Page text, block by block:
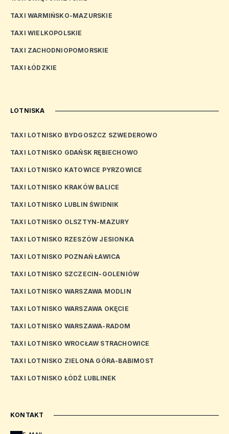
TAXI WARMIŃSKO-MAZURSKIE
TAXI WIELKOPOLSKIE
TAXI ZACHODNIOPOMORSKIE
TAXI ŁÓDZKIE
LOTNISKA
TAXI LOTNISKO BYDGOSZCZ SZWEDEROWO
TAXI LOTNISKO GDAŃSK RĘBIECHOWO
TAXI LOTNISKO KATOWICE PYRZOWICE
TAXI LOTNISKO KRAKÓW BALICE
TAXI LOTNISKO LUBLIN ŚWIDNIK
TAXI LOTNISKO OLSZTYN-MAZURY
TAXI LOTNISKO RZESZÓW JESIONKA
TAXI LOTNISKO POZNAŃ ŁAWICA
TAXI LOTNISKO SZCZECIN-GOLENIÓW
TAXI LOTNISKO WARSZAWA MODLIN
TAXI LOTNISKO WARSZAWA OKĘCIE
TAXI LOTNISKO WARSZAWA-RADOM
TAXI LOTNISKO WROCŁAW STRACHOWICE
TAXI LOTNISKO ZIELONA GÓRA-BABIMOST
TAXI LOTNISKO ŁÓDŹ LUBLINEK
KONTAKT